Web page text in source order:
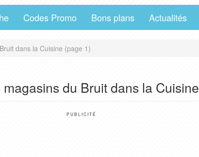
Codes Promo Bons plans Actualités
dans la Cuisine (page 1)
magasins du Bruit dans la Cuisine
PUBLICITÉ